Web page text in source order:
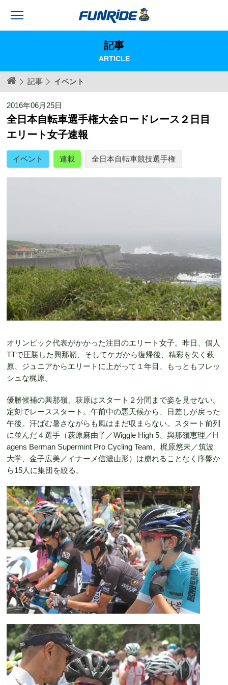
記事
ARTICLE
記事 イベント
2016年06月25日
全日本自転車選手権大会ロードレース２日目
エリート女子速報
イベント 連載 全日本自転車競技選手権
オリンピック代表がかかった注目のエリート女子。昨日、個人
TTで圧勝した興那嶺、そしてケガから復帰後、精彩を欠く萩
原、ジュニアからエリートに上がって１年目、もっともフレッ
シュな梶原。
優勝候補の興那嶺、萩原はスタート２分間まで姿を見せない。
定刻でレーススタート。午前中の悪天候から、日差しが戻った
午後。汗ばむ暑さながらも風はまだ収まらない。スタート前列
に並んだ４選手（萩原麻由子／Wiggle High 5、與那嶺恵理／H
agens Berman Supermint Pro Cycling Team、梶原悠未／筑波
大学、金子広美／イナーメ信濃山形）は崩れることなく序盤か
ら15人に集団を絞る。